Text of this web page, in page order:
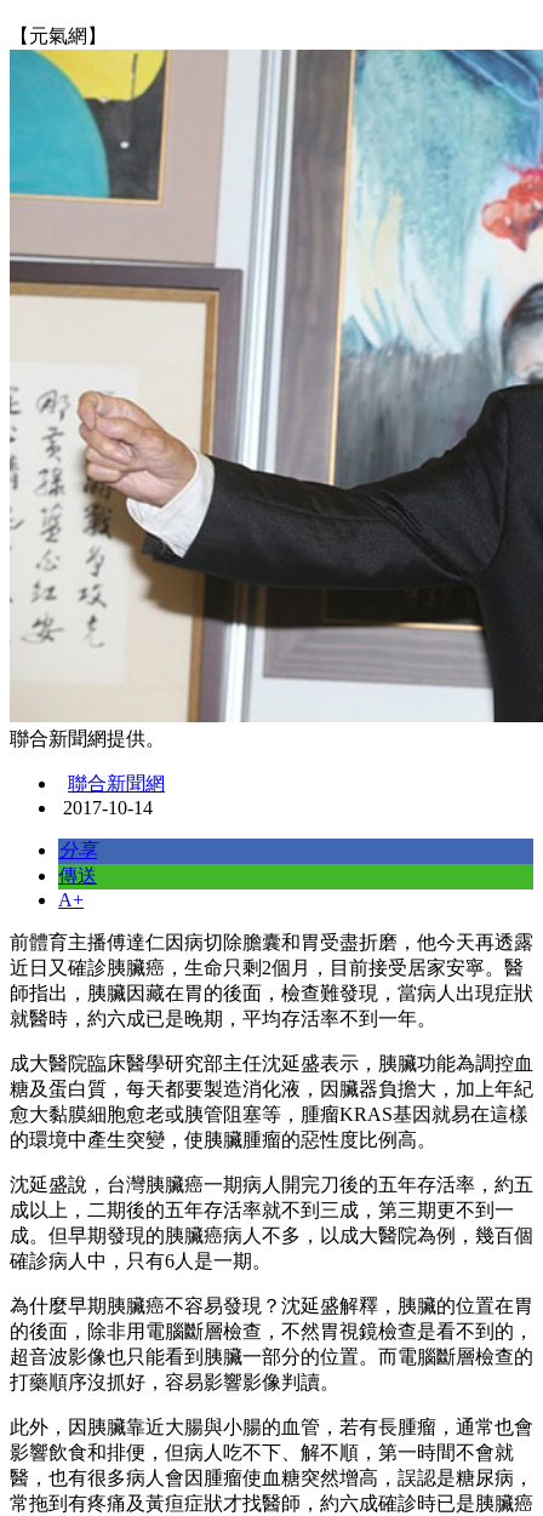
【元氣網】
聯合新聞網提供。
聯合新聞網
2017-10-14
分享
傳送
A+
前體育主播傅達仁因病切除膽囊和胃受盡折磨，他今天再透露
近日又確診胰臟癌，生命只剩2個月，目前接受居家安寧。醫
師指出，胰臟因藏在胃的後面，檢查難發現，當病人出現症狀
就醫時，約六成已是晚期，平均存活率不到一年。
成大醫院臨床醫學研究部主任沈延盛表示，胰臟功能為調控血
糖及蛋白質，每天都要製造消化液，因臟器負擔大，加上年紀
愈大黏膜細胞愈老或胰管阻塞等，腫瘤KRAS基因就易在這樣
的環境中產生突變，使胰臟腫瘤的惡性度比例高。
沈延盛說，台灣胰臟癌一期病人開完刀後的五年存活率，約五
成以上，二期後的五年存活率就不到三成，第三期更不到一
成。但早期發現的胰臟癌病人不多，以成大醫院為例，幾百個
確診病人中，只有6人是一期。
為什麼早期胰臟癌不容易發現？沈延盛解釋，胰臟的位置在胃
的後面，除非用電腦斷層檢查，不然胃視鏡檢查是看不到的，
超音波影像也只能看到胰臟一部分的位置。而電腦斷層檢查的
打藥順序沒抓好，容易影響影像判讀。
此外，因胰臟靠近大腸與小腸的血管，若有長腫瘤，通常也會
影響飲食和排便，但病人吃不下、解不順，第一時間不會就
醫，也有很多病人會因腫瘤使血糖突然增高，誤認是糖尿病，
常拖到有疼痛及黃疸症狀才找醫師，約六成確診時已是胰臟癌